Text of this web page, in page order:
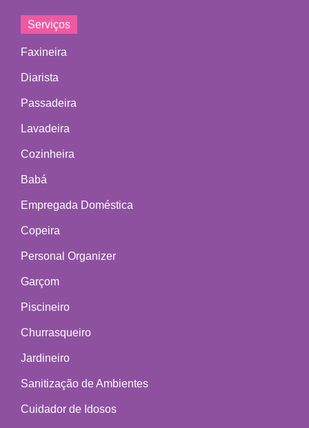
Serviços
Faxineira
Diarista
Passadeira
Lavadeira
Cozinheira
Babá
Empregada Doméstica
Copeira
Personal Organizer
Garçom
Piscineiro
Churrasqueiro
Jardineiro
Sanitização de Ambientes
Cuidador de Idosos